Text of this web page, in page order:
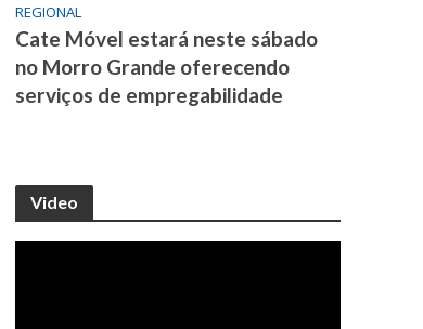
REGIONAL
Cate Móvel estará neste sábado
no Morro Grande oferecendo
serviços de empregabilidade
Video